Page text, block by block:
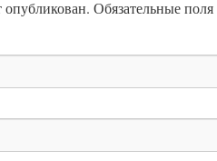
Обязательные